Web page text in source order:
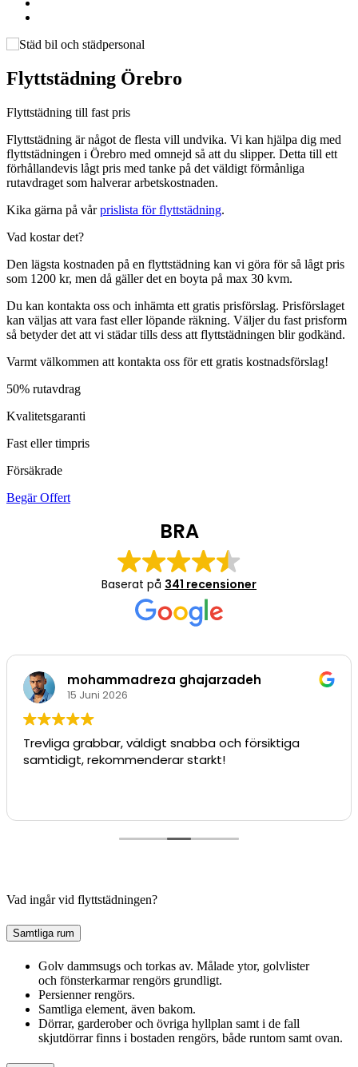
Flyttstädning Örebro
Flyttstädning till fast pris
Flyttstädning är något de flesta vill undvika. Vi kan hjälpa dig med
flyttstädningen i Örebro med omnejd så att du slipper. Detta till ett
förhållandevis lågt pris med tanke på det väldigt förmånliga
rutavdraget som halverar arbetskostnaden.
Kika gärna på vårprislista för flyttstädning.
Vad kostar det?
Den lägsta kostnaden på en flyttstädning kan vi göra för så lågt pris
som 1200 kr, men då gäller det en boyta på max 30 kvm.
Du kan kontakta oss och inhämta ett gratis prisförslag. Prisförslaget
kan väljas att vara fast eller löpande räkning. Väljer du fast prisform
så betyder det att vi städar tills dess att flyttstädningen blir godkänd.
Varmt välkommen att kontakta oss för ett gratis kostnadsförslag!
50% rutavdrag
Kvalitetsgaranti
Fast eller timpris
Försäkrade
Begär Offert
BRA
Baserat på 341 recensioner
mohammadreza ghajarzadeh
15 Juni 2026
Trevliga grabbar, väldigt snabba och försiktiga
samtidigt, rekommenderar starkt!
Vad ingår vid flyttstädningen?
Samtliga rum
Golv dammsugs och torkas av. Målade ytor, golvlister
och fönsterkarmar rengörs grundligt.
Persienner rengörs.
Samtliga element, även bakom.
Dörrar, garderober och övriga hyllplan samt i de fall
skjutdörrar finns i bostaden rengörs, både runtom samt ovan.